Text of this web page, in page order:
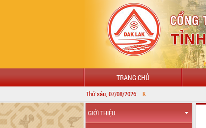
TRANG CHỦ
Thứ sáu, 07/08/2026
GIỚI THIỆU